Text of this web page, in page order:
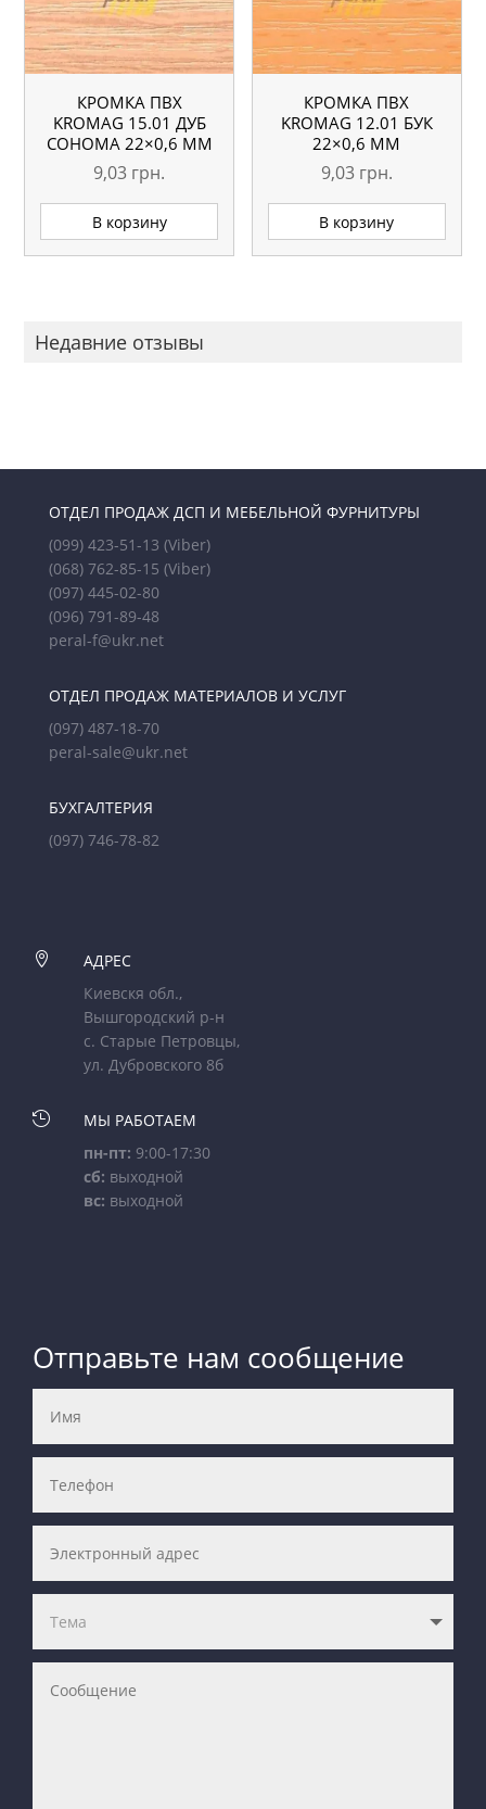
КРОМКА ПВХ
KROMAG 15.01 ДУБ
СОНОМА 22×0,6 ММ
9,03 грн.
В корзину
КРОМКА ПВХ
KROMAG 12.01 БУК
22×0,6 ММ
9,03 грн.
В корзину
Недавние отзывы
ОТДЕЛ ПРОДАЖ ДСП И МЕБЕЛЬНОЙ ФУРНИТУРЫ
(099) 423-51-13 (Viber)
(068) 762-85-15 (Viber)
(097) 445-02-80
(096) 791-89-48
peral-f@ukr.net
ОТДЕЛ ПРОДАЖ МАТЕРИАЛОВ И УСЛУГ
(097) 487-18-70
peral-sale@ukr.net
БУХГАЛТЕРИЯ
(097) 746-78-82

АДРЕС
Киевскя обл.,
Вышгородский р-н
с. Старые Петровцы,
ул. Дубровского 8б

МЫ РАБОТАЕМ
пн-пт: 9:00-17:30
сб: выходной
вс: выходной
Отправьте нам сообщение